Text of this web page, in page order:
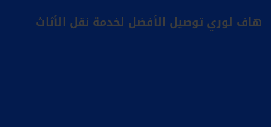
هاف لوري توصيل الأفضل لخدمة نقل الأثاث